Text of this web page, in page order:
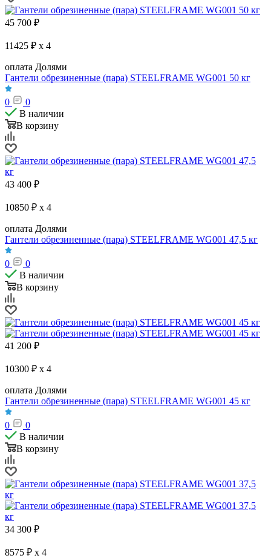
45 700 ₽
11425 ₽ x 4
оплата Долями
Гантели обрезиненные (пара) STEELFRAME WG001 50 кг
0
0
В наличии
В корзину
43 400 ₽
10850 ₽ x 4
оплата Долями
Гантели обрезиненные (пара) STEELFRAME WG001 47,5 кг
0
0
В наличии
В корзину
41 200 ₽
10300 ₽ x 4
оплата Долями
Гантели обрезиненные (пара) STEELFRAME WG001 45 кг
0
0
В наличии
В корзину
34 300 ₽
8575 ₽ x 4